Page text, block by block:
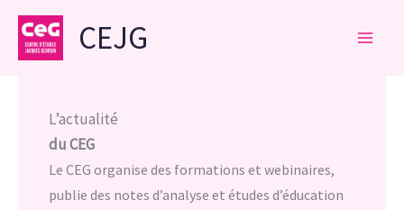
Aller
contenu
CEJG
L’actualité
du CEG
Le CEG organise des formations et webinaires,
publie des notes d’analyse et études d’éducation